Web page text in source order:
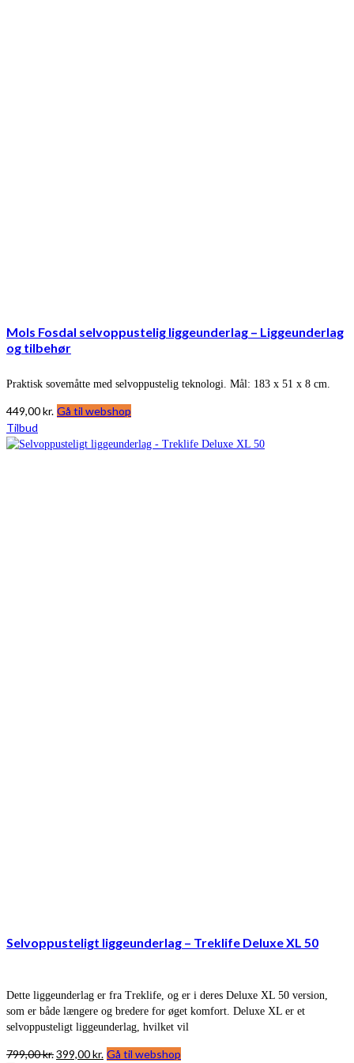
Mols Fosdal selvoppustelig liggeunderlag – Liggeunderlag
og tilbehør
Praktisk sovemåtte med selvoppustelig teknologi. Mål: 183 x 51 x 8 cm.
449,00kr. Gå til webshop
Tilbud
Selvoppusteligt liggeunderlag – Treklife Deluxe XL 50
Dette liggeunderlag er fra Treklife, og er i deres Deluxe XL 50 version,
som er både længere og bredere for øget komfort. Deluxe XL er et
selvoppusteligt liggeunderlag, hvilket vil
799,00kr.Den
399,00kr. Den
Gå til webshop